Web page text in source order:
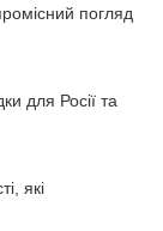
погляд
для Росії та
які